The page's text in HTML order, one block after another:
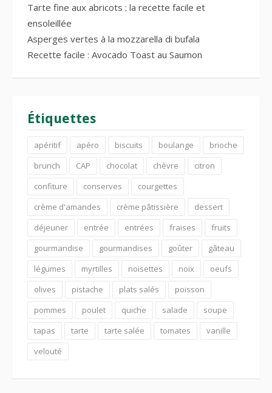
Tarte fine aux abricots : la recette facile et
ensoleillée
Asperges vertes à la mozzarella di bufala
Recette facile : Avocado Toast au Saumon
Étiquettes
apéritif apéro biscuits boulange
brioche
brunch
CAP chocolat chèvre
citron
confiture
conserves
courgettes
crème d'amandes
crème pâtissière
dessert
déjeuner
entrée entrées fraises
fruits
gourmandise
gourmandises goûter
gâteau
légumes
myrtilles noisettes noix
oeufs
olives
pistache plats salés
poisson
pommes
poulet quiche salade
soupe
tapas
tarte tarte salée tomates
vanille
velouté